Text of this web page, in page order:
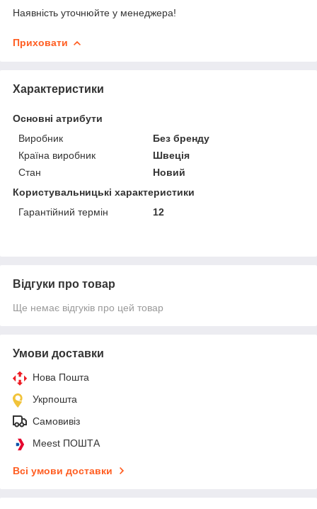
Наявність уточнюйте у менеджера!
Приховати
Характеристики
Основні атрибути
Виробник
Без бренду
Країна виробник
Швеція
Стан
Новий
Користувальницькі характеристики
Гарантійний термін
12
Відгуки про товар
Ще немає відгуків про цей товар
Умови доставки
Нова Пошта
Укрпошта
Самовивіз
Meest ПОШТА
Всі умови доставки